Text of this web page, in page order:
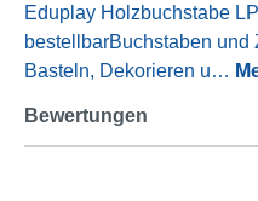
Eduplay Holzbuchstabe
bestellbarBuchstaben
Basteln, Dekorieren u…
Bewertungen